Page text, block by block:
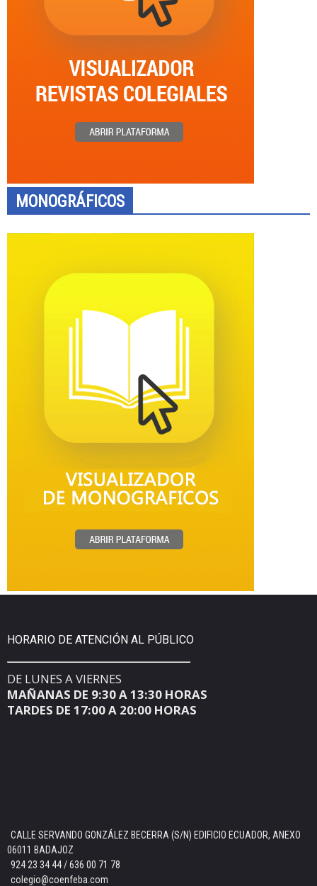
MONOGRÁFICOS
HORARIO DE ATENCIÓN AL PÚBLICO
DE LUNES A VIERNES
MAÑANAS DE 9:30 A 13:30 HORAS
TARDES DE 17:00 A 20:00 HORAS
CALLE SERVANDO GONZÁLEZ BECERRA (S/N) EDIFICIO ECUADOR, ANEXO
06011 BADAJOZ
924 23 34 44 / 636 00 71 78
colegio@coenfeba.com